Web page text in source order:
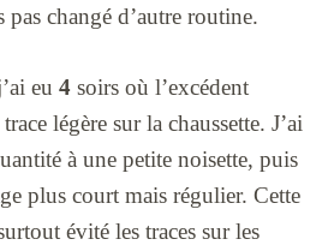
pas changé d’autre routine.
eu 4 soirs où l’excédent
légère sur la chaussette. J’ai
à une petite noisette, puis
plus court mais régulier. Cette
évité les traces sur les